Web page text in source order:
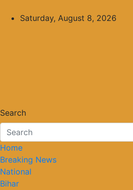
Saturday, August 8, 2026
Search
Home
Breaking News
National
Bihar